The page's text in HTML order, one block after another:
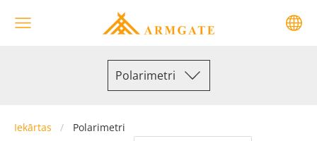
Polarimetri
Iekārtas
Polarimetri